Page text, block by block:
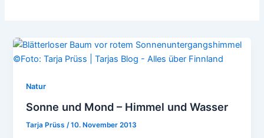
Natur
Sonne und Mond – Himmel und Wasser
Tarja Prüss /10. November 2013